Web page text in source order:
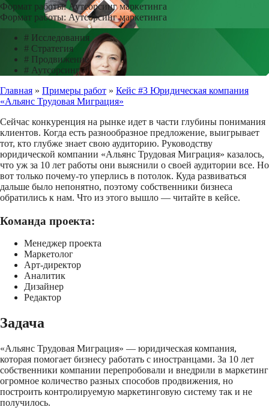
Формат работы: Аутсорсинг маркетинга
Формат работы: Аутсорсинг маркетинга
# Исследования
# Стратегия
# Продвижение
# Аутсорсинг
Главная » Примеры работ » Кейс #3 Юридическая компания
«Альянс Трудовая Миграция»
Сейчас конкуренция на рынке идет в части глубины понимания
клиентов. Когда есть разнообразное предложение, выигрывает
тот, кто глубже знает свою аудиторию. Руководству
юридической компании «Альянс Трудовая Миграция» казалось,
что уж за 10 лет работы они выяснили о своей аудитории все. Но
вот только почему-то уперлись в потолок. Куда развиваться
дальше было непонятно, поэтому собственники бизнеса
обратились к нам. Что из этого вышло — читайте в кейсе.
Команда проекта:
Менеджер проекта
Маркетолог
Арт-директор
Аналитик
Дизайнер
Редактор
Задача
«Альянс Трудовая Миграция» — юридическая компания,
которая помогает бизнесу работать с иностранцами. За 10 лет
собственники компании перепробовали и внедрили в маркетинг
огромное количество разных способов продвижения, но
построить контролируемую маркетинговую систему так и не
получилось.